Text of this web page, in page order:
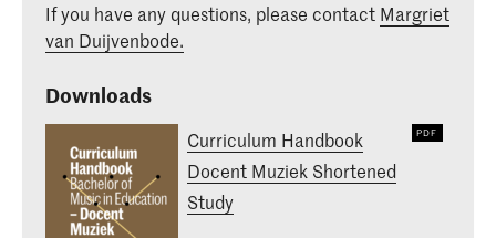
If you have any questions, please contact Margriet
van Duijvenbode.
Downloads
Curriculum Handbook
Docent Muziek Shortened
Study